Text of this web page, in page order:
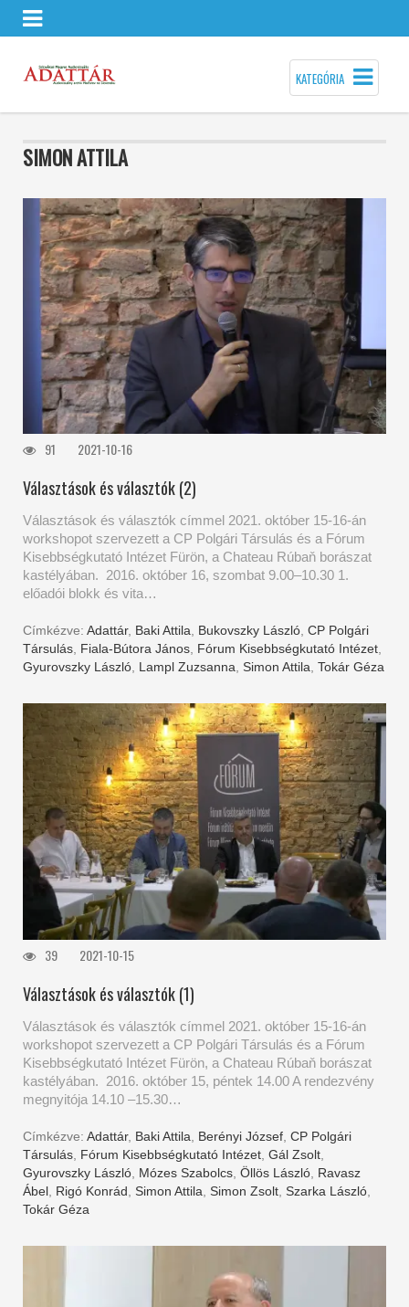
KATEGÓRIA
SIMON ATTILA
91 2021-10-16
Választások és választók (2)
Választások és választók címmel 2021. október 15-16-án
workshopot szervezett a CP Polgári Társulás és a Fórum
Kisebbségkutató Intézet Fürön, a Chateau Rúbaň borászat
kastélyában. 2016. október 16, szombat 9.00–10.30 1.
előadói blokk és vita…
Címkézve: Adattár, Baki Attila, Bukovszky László, CP Polgári
Társulás, Fiala-Bútora János, Fórum Kisebbségkutató Intézet,
Gyurovszky László, Lampl Zuzsanna, Simon Attila, Tokár Géza
39 2021-10-15
Választások és választók (1)
Választások és választók címmel 2021. október 15-16-án
workshopot szervezett a CP Polgári Társulás és a Fórum
Kisebbségkutató Intézet Fürön, a Chateau Rúbaň borászat
kastélyában. 2016. október 15, péntek 14.00 A rendezvény
megnyitója 14.10 –15.30…
Címkézve: Adattár, Baki Attila Berényi József CP Polgári
Társulás Fórum Kisebbségkutató Intézet Gál Zsolt
Gyurovszky László Mózes Szabolcs Öllös László Ravasz
Ábel Rigó Konrád Simon Attila Simon Zsolt Szarka László
Tokár Géza